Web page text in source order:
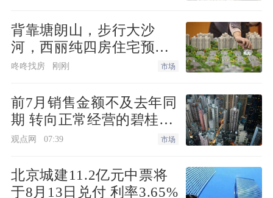
“市场交易行情转淡，一定程度与季
节性因素有关，按往年行情，进入二季度
房市场供应增加，对二手住房形成一定冲
击。”李宇嘉表示，随着新房供给侧改革
见效，新房带动二手房交易循环加速，置
换需求开始加速交易，对二手房价格止跌
具有积极效果。
背靠塘朗山，步行大沙
河，西丽纯四房住宅预备
上新
咚咚找房 刚刚 市场
前7月销售金额不及去年同
期 转向正常经营的碧桂园
仍要面对难题
观点网 07:39 市场
北京城建11.2亿元中票将
于8月13日兑付 利率3.65%